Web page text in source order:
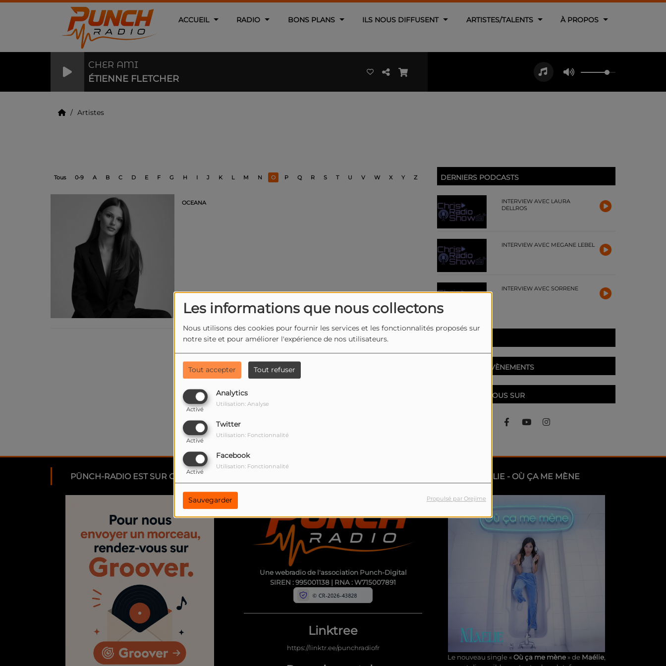
Les informations que nous collectons
Nous utilisons des cookies pour fournir les services et les fonctionnalités proposés sur
notre site et pour améliorer l'expérience de nos utilisateurs.
Tout accepter Tout refuser
Analytics
Activé
Utilisation: Analyse
Twitter
Activé
Utilisation: Fonctionnalité
Facebook
Activé
Utilisation: Fonctionnalité
Sauvegarder Propulsé par Orejime
ACCUEIL RADIO BONS PLANS ILS NOUS DIFFUSENT ARTISTES/TALENTS À PROPOS
CHER AMI
ÉTIENNE FLETCHER
Artistes
Tous 0-9 A B C D E F G H I J K L M N O P Q R S T U V W X Y Z
OCEANA
DERNIERS PODCASTS
INTERVIEW AVEC LAURA
DELLROS
INTERVIEW AVEC MEGANE LEBEL
INTERVIEW AVEC SORRENE
PROCHAINS ÉVÈNEMENTS
RETROUVEZ-NOUS SUR
PÜNCH-RADIO EST SUR GROOVER
Une webradio de l'association Punch-Digital
SIREN : 995001138 | RNA : W715007891
Linktree
https://linktr.ee/punchradiofr
MAÉLIE - OÙ ÇA ME MÈNE
Le nouveau single «Où ça me mène» de Maélie,